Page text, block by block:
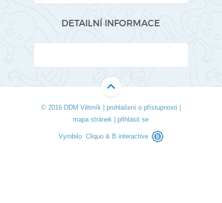
DETAILNÍ INFORMACE
© 2016 DDM Větrník | prohlášení o přístupnosti
mapa stránek |přihlásit se
Vyrobilo:Cliquo & B interactive